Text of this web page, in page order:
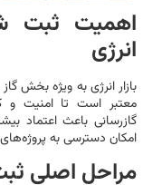
اهمیت ثبت
انرژی
بازار انرژی به ویژه بخش
معتبر است تا امنیت
گازرسانی باعث اعتماد
امکان دسترسی به
مراحل اصلی